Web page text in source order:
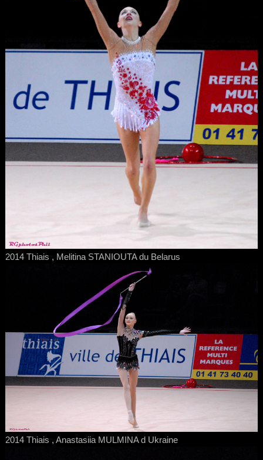
2014 Thiais , Melitina STANIOUTA du Belarus
2014 Thiais , Anastasiia MULMINA d Ukraine